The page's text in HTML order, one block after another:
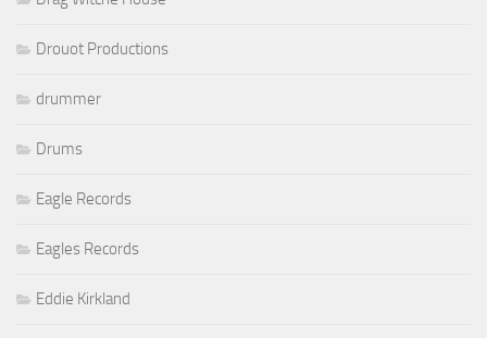
Drouot Productions
drummer
Drums
Eagle Records
Eagles Records
Eddie Kirkland